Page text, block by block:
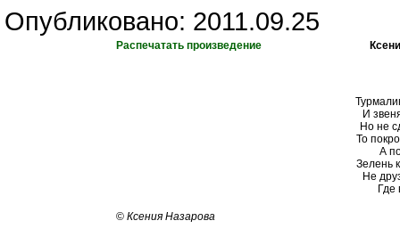
Опубликовано: 2011.09.25
Распечатать произведение
И
Но не
То
А
Зелень
Не
Где
© Ксения Назарова